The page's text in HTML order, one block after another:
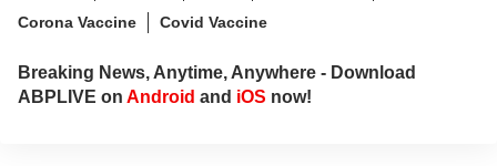
Corona Vaccine
Covid Vaccine
Breaking News, Anytime, Anywhere - Download
ABPLIVE on Android and iOS now!